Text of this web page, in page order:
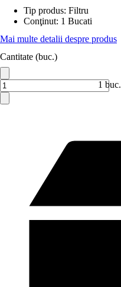
Tip produs: Filtru
Conţinut: 1 Bucati
Mai multe detalii despre produs
Cantitate (buc.)
1 buc.